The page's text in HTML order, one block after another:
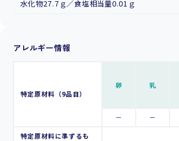
水化物27.7ｇ／食塩相当量0.01ｇ
アレルギー情報
特定原材料（9品目）
卵 乳
－ －
特定原材料に準ずるも